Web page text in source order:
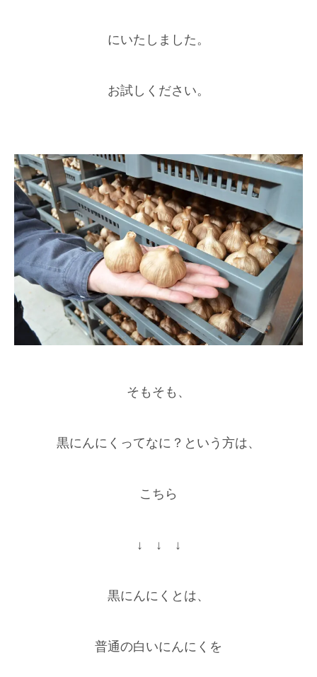
にいたしました。
お試しください。
そもそも、
黒にんにくってなに？という方は、
こちら
↓ ↓ ↓
黒にんにくとは、
普通の白いにんにくを